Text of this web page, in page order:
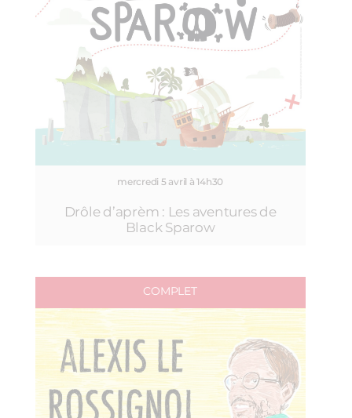
mercredi 5 avril à 14h30
Drôle d’aprèm : Les aventures de
Black Sparow
COMPLET